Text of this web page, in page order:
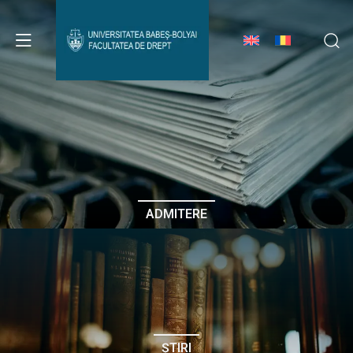
Avizier Studenți
Studii
Admitere
Erasmus & Internațional
Despre Facultate
ADMITERE
ȘTIRI